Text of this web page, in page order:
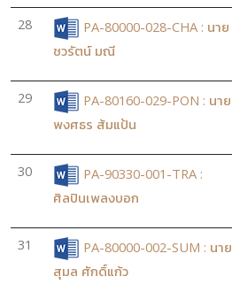
28
PA-80000-028-CHA : นาย
ชวรัตน์ มณี
29
PA-80160-029-PON : นาย
พงศธร ส้มแป้น
30
PA-90330-001-TRA :
ศิลปินเพลงบอก
31
PA-80000-002-SUM : นาย
สุมล ศักดิ์แก้ว